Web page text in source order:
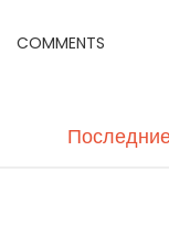
COMMENTS